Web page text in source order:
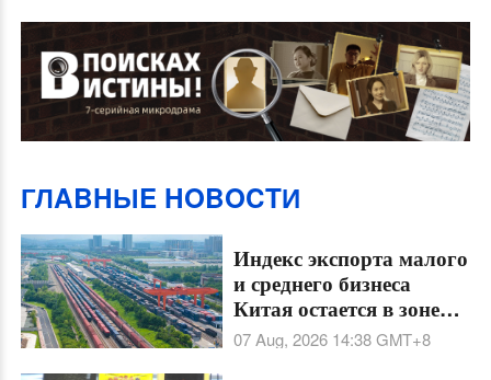
ГЛABHЫE HOBOCTИ
Индекс экспорта малого
и среднего бизнеса
Китая остается в зоне
роста 27 месяцев подряд
07 Aug, 2026 14:38GMT+8